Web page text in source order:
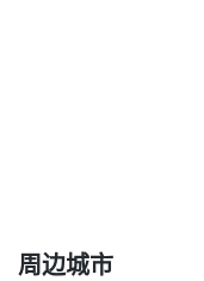
周边城市